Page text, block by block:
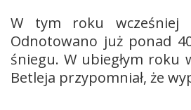
W tym roku wcześniej
Odnotowano już ponad
śniegu. W ubiegłym roku
Betleja przypomniał, że